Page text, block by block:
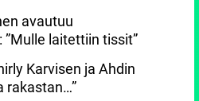
avautuu
laitettiin tissit”
Karvisen ja Ahdin
rakastan…”